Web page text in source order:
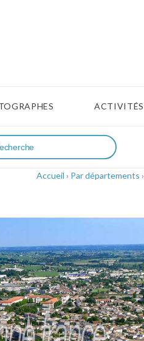
ACTIVITÉS
Accueil › Par départements ›